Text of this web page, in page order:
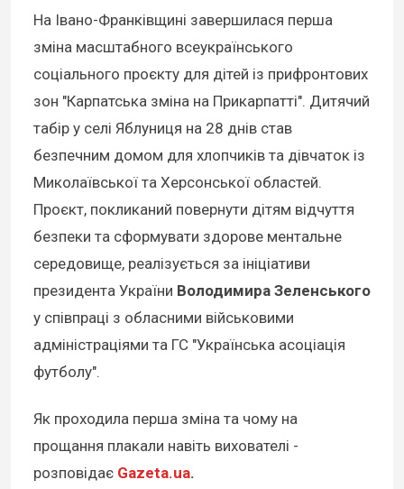
На Івано-Франківщині завершилася перша
зміна масштабного всеукраїнського
соціального проєкту для дітей із прифронтових
зон "Карпатська зміна на Прикарпатті". Дитячий
табір у селі Яблуниця на 28 днів став
безпечним домом для хлопчиків та дівчаток із
Миколаївської та Херсонської областей.
Проєкт, покликаний повернути дітям відчуття
безпеки та сформувати здорове ментальне
середовище, реалізується за ініціативи
президента України Володимира Зеленського
у співпраці з обласними військовими
адміністраціями та ГС "Українська асоціація
футболу".
Як проходила перша зміна та чому на
прощання плакали навіть вихователі -
розповідає Gazeta.ua.